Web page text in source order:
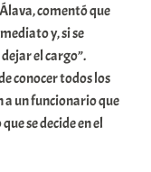
comentó que
y, si se
el cargo”.
conocer todos los
a un funcionario que
se decide en el